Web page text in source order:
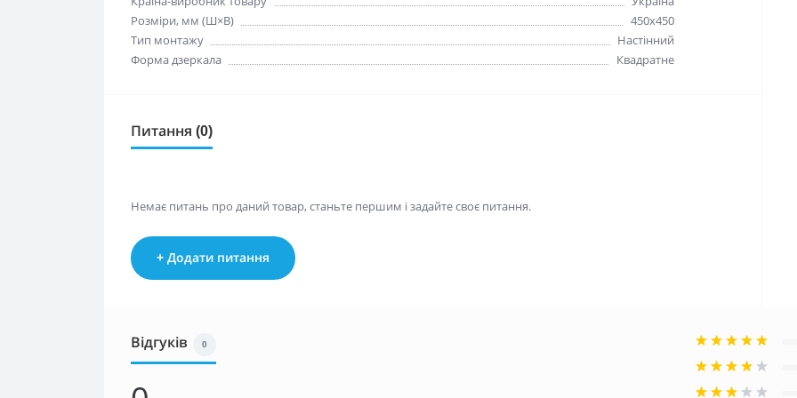
Розміри, мм (Ш×В)
450x450
Тип монтажу
Настінний
Форма дзеркала
Квадратне
Питання (0)
Немає питань про даний товар, станьте першим і задайте своє питання.
+ Додати питання
Відгуків 0